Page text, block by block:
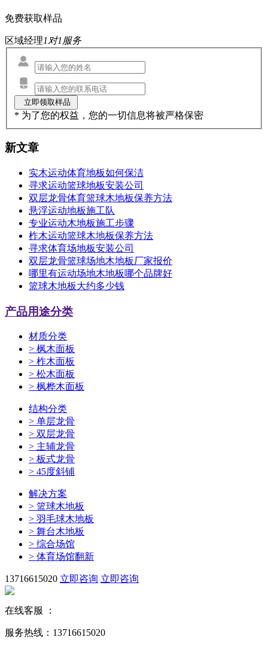
免费获取样品
区域经理1对1服务
* 为了您的权益，您的一切信息将被严格保密
新文章
实木运动体育地板如何保洁
寻求运动篮球地板安装公司
双层龙骨体育篮球木地板保养方法
悬浮运动地板施工队
专业运动木地板施工步骤
柞木运动篮球木地板保养方法
寻求体育场地板安装公司
双层龙骨篮球场地木地板厂家报价
哪里有运动场地木地板哪个品牌好
篮球木地板大约多少钱
产品用途分类
材质分类
> 枫木面板
> 柞木面板
> 松木面板
> 枫桦木面板
结构分类
> 单层龙骨
> 双层龙骨
> 主辅龙骨
> 板式龙骨
> 45度斜铺
解决方案
> 篮球木地板
> 羽毛球木地板
> 舞台木地板
> 综合场馆
> 体育场馆翻新
13716615020 立即咨询 立即咨询
在线客服 ：
服务热线：13716615020